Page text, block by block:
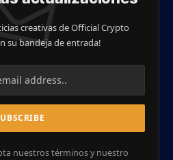
creativas de Official Crypto
su bandeja de entrada!
nuestros términos y nuestro